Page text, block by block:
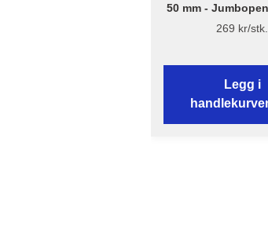
50 mm -
Flügger269 kr/stk.
Legg i